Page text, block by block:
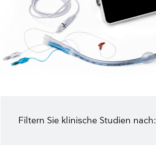
Filtern Sie klinische Studien nach: